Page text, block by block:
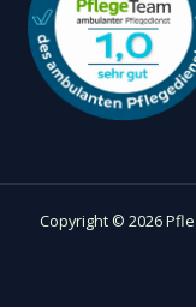
Copyright © 2026